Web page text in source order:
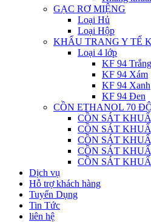
GẠC RƠ MIỆNG
Loại Hủ
Loại Hộp
KHẨU TRANG Y TẾ
Loại 4 lớp
KF 94 Trắng
KF 94 Xám
KF 94 Xanh
KF 94 Đen
CỒN ETHANOL 70
CỒN SÁT
CỒN SÁT
CỒN SÁT
CỒN SÁT
CỒN SÁT
Dịch vụ
Hỗ trợ khách hàng
Tuyển Dụng
Tin Tức
liên hệ